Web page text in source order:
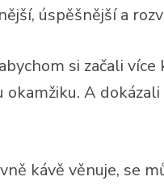
úspěšnější a
si začali
okamžiku. A
kávě věnuje, se